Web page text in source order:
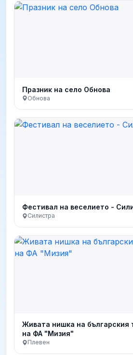
Празник на село Обнова
Обнова
Фестивал на веселието -
Силистра
Живата нишка на българския
на ФА "Мизия"
Плевен